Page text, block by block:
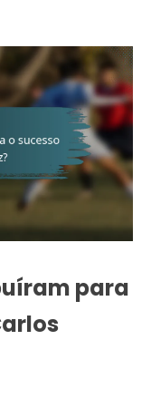
para